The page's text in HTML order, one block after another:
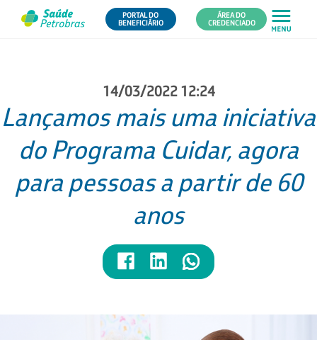
PORTAL DO
BENEFICIÁRIO
ÁREA DO
CREDENCIADO
14/03/2022 12:24
Lançamos mais uma iniciativa
do Programa Cuidar, agora
para pessoas a partir de 60
anos